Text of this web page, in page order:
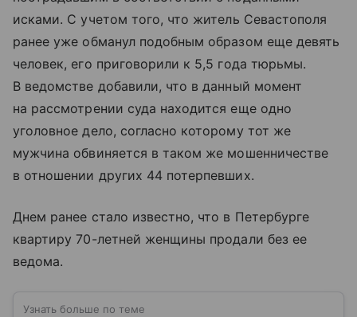
исками. С учетом того, что житель Севастополя
ранее уже обманул подобным образом еще девять
человек, его приговорили к 5,5 года тюрьмы.
В ведомстве добавили, что в данный момент
на рассмотрении суда находится еще одно
уголовное дело, согласно которому тот же
мужчина обвиняется в таком же мошенничестве
в отношении других 44 потерпевших.
Днем ранее стало известно, что в Петербурге
квартиру 70-летней женщины продали без ее
ведома.
Узнать больше по теме